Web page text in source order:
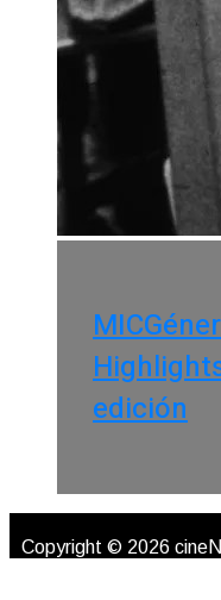
edición
Copyright © 2026